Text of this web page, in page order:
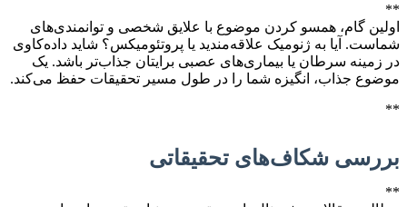
**
اولین گام، همسو کردن موضوع با علایق شخصی و توانمندی‌های
شماست. آیا به ژنومیک علاقه‌مندید یا پروتئومیکس؟ شاید داده‌کاوی
در زمینه سرطان یا بیماری‌های عصبی برایتان جذاب‌تر باشد. یک
موضوع جذاب، انگیزه شما را در طول مسیر تحقیقات حفظ می‌کند.
**
بررسی شکاف‌های تحقیقاتی
**